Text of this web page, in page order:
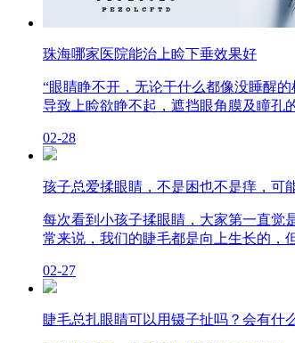
珠海哪家医院能治上睑下垂效果好
“眼睛睁不开，无论干什么都像没睡醒
导致上睑欲睁不起，遮挡眼角膜及瞳孔
02-28
孩子总爱揉眼睛，不是困也不是痒，可
每次看到小孩子揉眼睛，大家第一直觉
常来说，我们的睫毛都是向上生长的，
02-27
睫毛总扎眼睛可以用镊子扯吗？会有什